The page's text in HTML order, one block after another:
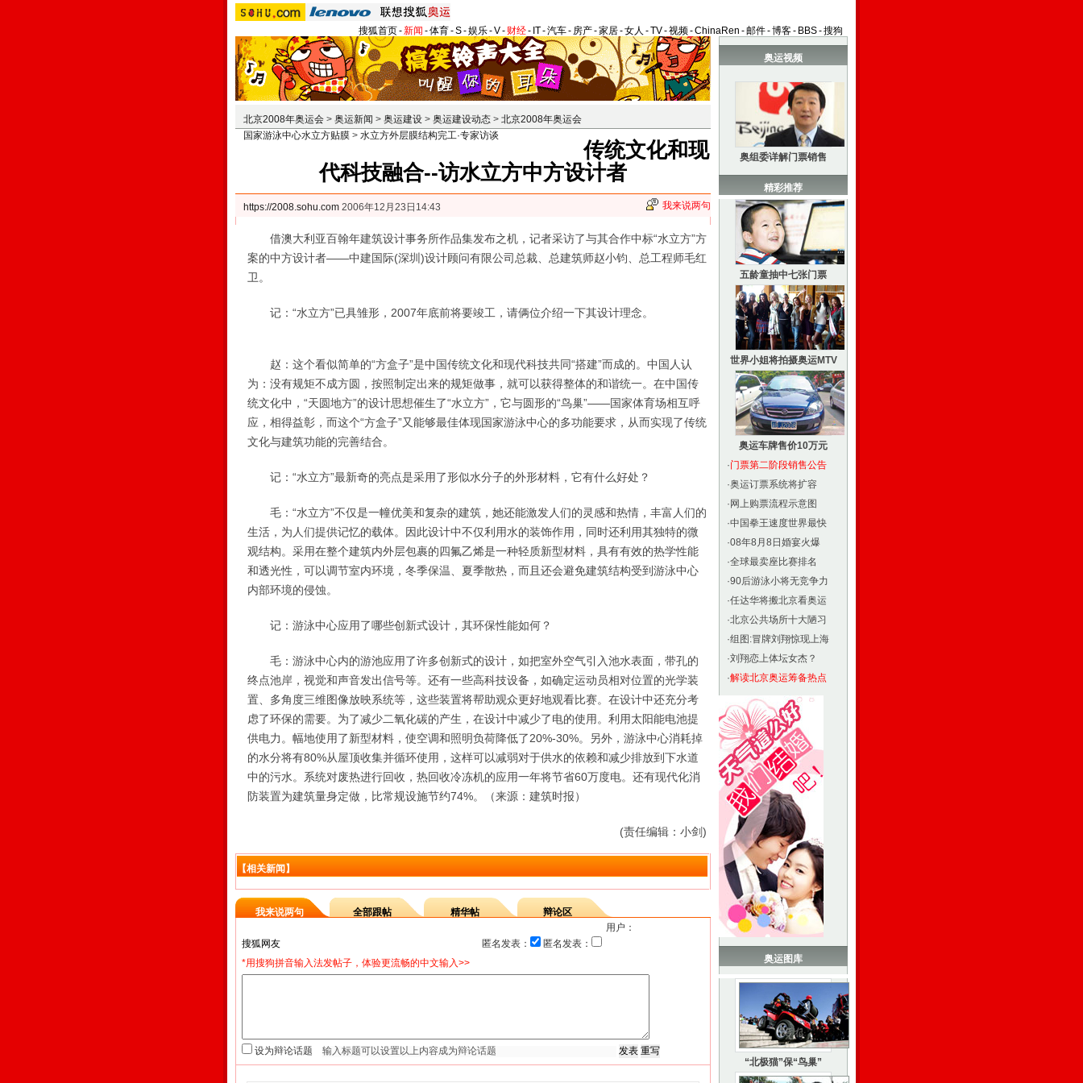
搜狐首页-新闻 -体育-S-娱乐-V- 财经- IT-汽车- 房产-家居-女人 -TV-视频-ChinaRen -邮件-博客- BBS-搜狗
北京2008年奥运会 > 奥运新闻 > 奥运建设 > 奥运建设动态 > 北京2008年奥运会
国家游泳中心水立方贴膜 > 水立方外层膜结构完工·专家访谈
传统文化和现
代科技融合--访水立方中方设计者
https://2008.sohu.com 2006年12月23日14:43 我来说两句
借澳大利亚百翰年建筑设计事务所作品集发布之机，记者采访了与其合作中标“水立方”方
案的中方设计者——中建国际(深圳)设计顾问有限公司总裁、总建筑师赵小钧、总工程师毛红
卫。
记：“水立方”已具雏形，2007年底前将要竣工，请俩位介绍一下其设计理念。
赵：这个看似简单的“方盒子”是中国传统文化和现代科技共同“搭建”而成的。中国人认
为：没有规矩不成方圆，按照制定出来的规矩做事，就可以获得整体的和谐统一。在中国传
统文化中，“天圆地方”的设计思想催生了“水立方”，它与圆形的“鸟巢”——国家体育场相互呼
应，相得益彰，而这个“方盒子”又能够最佳体现国家游泳中心的多功能要求，从而实现了传统
文化与建筑功能的完善结合。
记：“水立方”最新奇的亮点是采用了形似水分子的外形材料，它有什么好处？
毛：“水立方”不仅是一幢优美和复杂的建筑，她还能激发人们的灵感和热情，丰富人们的
生活，为人们提供记忆的载体。因此设计中不仅利用水的装饰作用，同时还利用其独特的微
观结构。采用在整个建筑内外层包裹的四氟乙烯是一种轻质新型材料，具有有效的热学性能
和透光性，可以调节室内环境，冬季保温、夏季散热，而且还会避免建筑结构受到游泳中心
内部环境的侵蚀。
记：游泳中心应用了哪些创新式设计，其环保性能如何？
毛：游泳中心内的游池应用了许多创新式的设计，如把室外空气引入池水表面，带孔的
终点池岸，视觉和声音发出信号等。还有一些高科技设备，如确定运动员相对位置的光学装
置、多角度三维图像放映系统等，这些装置将帮助观众更好地观看比赛。在设计中还充分考
虑了环保的需要。为了减少二氧化碳的产生，在设计中减少了电的使用。利用太阳能电池提
供电力。幅地使用了新型材料，使空调和照明负荷降低了20%-30%。另外，游泳中心消耗掉
的水分将有80%从屋顶收集并循环使用，这样可以减弱对于供水的依赖和减少排放到下水道
中的污水。系统对废热进行回收，热回收冷冻机的应用一年将节省60万度电。还有现代化消
防装置为建筑量身定做，比常规设施节约74%。（来源：建筑时报）
(责任编辑：小剑)
【相关新闻】
我来说两句 全部跟帖 精华帖
辩论区
用户：
匿名发表：
匿名发表：
*用搜狗拼音输入法发帖子，体验更流畅的中文输入>>
设为辩论话题
奥运视频
奥组委详解门票销售
精彩推荐
五龄童抽中七张门票
世界小姐将拍摄奥运MTV
奥运车牌售价10万元
·门票第二阶段销售公告
·奥运订票系统将扩容
· 网上购票流程示意图
·中国拳王速度世界最快
·08年8月8日婚宴火爆
·全球最卖座比赛排名
·90后游泳小将无竞争力
·任达华将搬北京看奥运
·北京公共场所十大陋习
·组图:冒牌刘翔惊现上海
·刘翔恋上体坛女杰？
·解读北京奥运筹备热点
奥运图库
“北极猫”保“鸟巢”